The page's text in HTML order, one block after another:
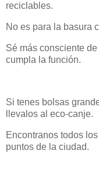
reciclables.
No es para la basura
Sé más consciente
cumpla la función.
Si tenes bolsas
llevalos al eco-canje.
Encontranos todos
puntos de la ciudad.